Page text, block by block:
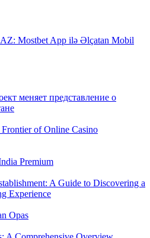
Mostbet App ilə Əlçatan Mobil
меняет представление о
of Online Casino
Premium
A Guide to Discovering a
Experience
Opas